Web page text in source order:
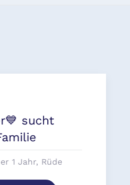
sucht
1 Jahr, Rüde